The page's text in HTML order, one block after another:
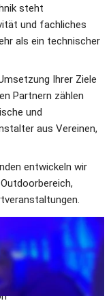
steht
und fachliches
als ein technischer
Ihrer Ziele
Partnern zählen
und
aus Vereinen,
entwickeln wir
für die
Meister für
Durchführung von